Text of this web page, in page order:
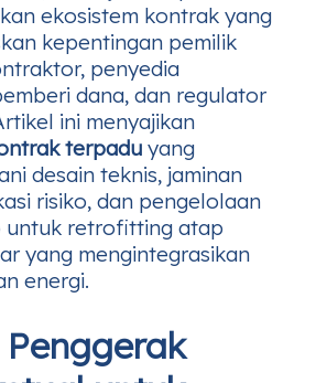
ekosistem kontrak yang
kepentingan pemilik
penyedia
dana, dan regulator
ini menyajikan
terpadu yang
desain teknis, jaminan
risiko, dan pengelolaan
untuk retrofitting atap
yang mengintegrasikan
energi.